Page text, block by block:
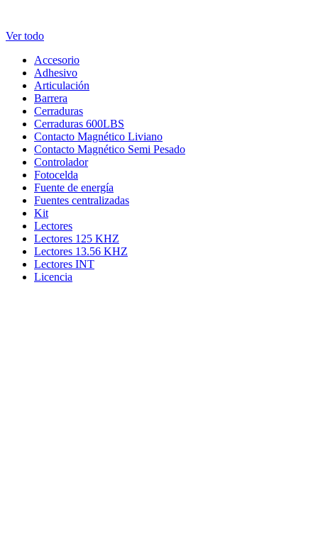
Ver todo
Accesorio
Adhesivo
Articulación
Barrera
Cerraduras
Cerraduras 600LBS
Contacto Magnético Liviano
Contacto Magnético Semi Pesado
Controlador
Fotocelda
Fuente de energía
Fuentes centralizadas
Kit
Lectores
Lectores 125 KHZ
Lectores 13.56 KHZ
Lectores INT
Licencia